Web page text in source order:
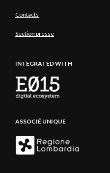
Contacts
Section presse
INTEGRATED WITH
ASSOCIÉ UNIQUE